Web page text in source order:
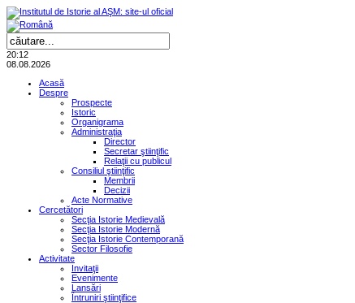
20:12
08.08.2026
Acasă
Despre
Prospecte
Istoric
Organigrama
Administraţia
Director
Secretar ştiinţific
Relaţii cu publicul
Consiliul ştiinţific
Membrii
Decizii
Acte Normative
Cercetători
Secţia Istorie Medievală
Secţia Istorie Modernă
Secţia Istorie Contemporană
Sector Filosofie
Activitate
Invitaţii
Evenimente
Lansări
Întruniri ştiinţifice